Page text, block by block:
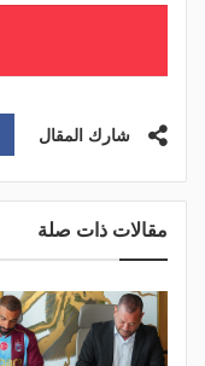
شارك المقال
مقالات ذات صلة